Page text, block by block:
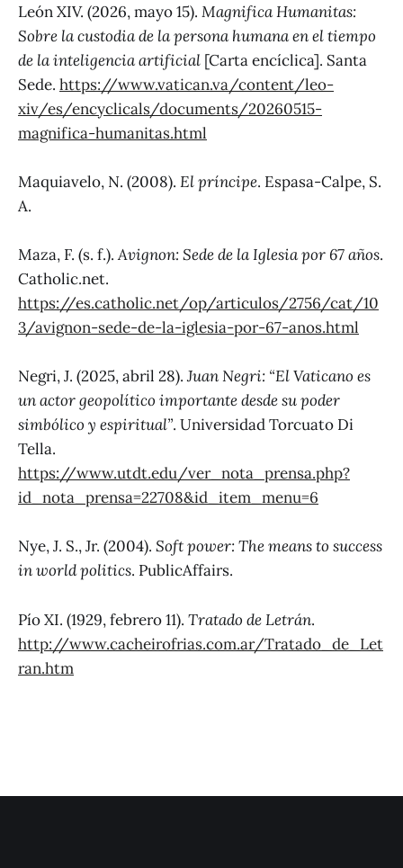
León XIV. (2026, mayo 15). Magnifica Humanitas:
Sobre la custodia de la persona humana en el tiempo
de la inteligencia artificial [Carta encíclica]. Santa
Sede. https://www.vatican.va/content/leo-
xiv/es/encyclicals/documents/20260515-
magnifica-humanitas.html
Maquiavelo, N. (2008). El príncipe. Espasa-Calpe, S.
A.
Maza, F. (s. f.).Avignon: Sede de la Iglesia por 67 años.
Catholic.net.
https://es.catholic.net/op/articulos/2756/cat/10
3/avignon-sede-de-la-iglesia-por-67-anos.html
Negri, J. (2025, abril 28). Juan Negri: “El Vaticano es
un actor geopolítico importante desde su poder
simbólico y espiritual”. Universidad Torcuato Di
Tella.
https://www.utdt.edu/ver_nota_prensa.php?
id_nota_prensa=22708&id_item_menu=6
Nye, J. S., Jr. (2004). Soft power: The means to success
in world politics. PublicAffairs.
Pío XI. (1929, febrero 11). Tratado de Letrán.
http://www.cacheirofrias.com.ar/Tratado_de_Let
ran.htm